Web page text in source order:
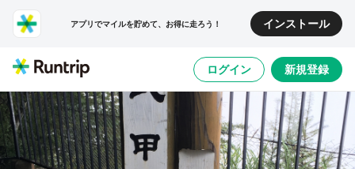
アプリでマイルを貯めて、お得に走ろう！ インストール
ログイン 新規登録